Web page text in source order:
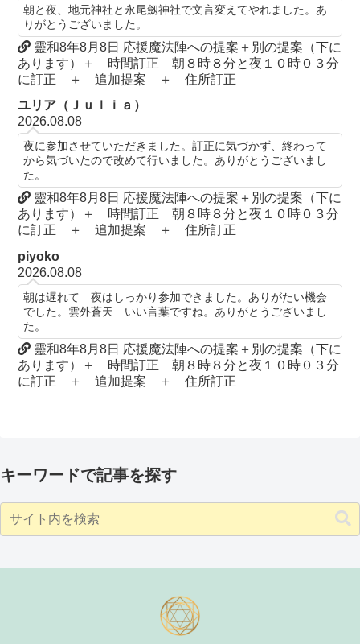
朝と夜、地元神社と永尾劔神社で文言変えてやれました。あ
りがとうございました。
靈和8年8月8日 応援魔法陣への提案＋別の提案（下に
あります）＋ 時間訂正 朝８時８分と夜１０時０３分
に訂正 ＋ 追加提案 ＋ 住所訂正
ユリア（Ｊｕｌｉａ）
2026.08.08
夜に参加させていただきました。訂正に気づかず、終わって
から気づいたので改めて行いました。ありがとうございまし
た。
靈和8年8月8日 応援魔法陣への提案＋別の提案（下に
あります）＋ 時間訂正 朝８時８分と夜１０時０３分
に訂正 ＋ 追加提案 ＋ 住所訂正
piyoko
2026.08.08
朝は遅れて 夜はしっかり参加できました。ありがたい機会
でした。雲外蒼天 いい言葉ですね。ありがとうございまし
た。
靈和8年8月8日 応援魔法陣への提案＋別の提案（下に
あります）＋ 時間訂正 朝８時８分と夜１０時０３分
に訂正 ＋ 追加提案 ＋ 住所訂正
キーワードで記事を探す